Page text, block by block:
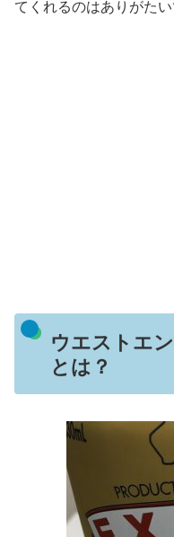
てくれるのはありがた
ウエストエ
とは？